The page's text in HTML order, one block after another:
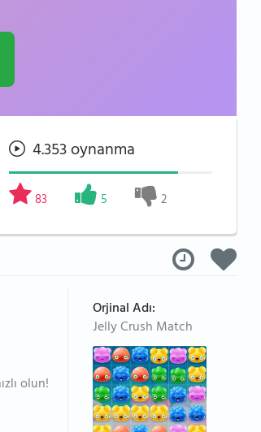
4.353 oynanma
83 5 2
olun!
Orjinal Adı:
Jelly Crush Match